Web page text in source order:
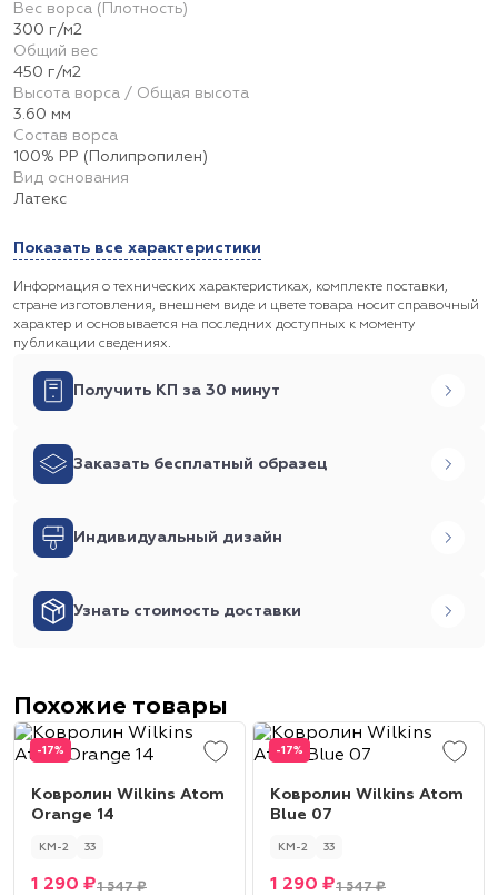
Вес ворса (Плотность)
300 г/м2
Общий вес
450 г/м2
Высота ворса / Общая высота
3.60 мм
Состав ворса
100% PP (Полипропилен)
Вид основания
Латекс
Показать все характеристики
Информация о технических характеристиках, комплекте поставки,
стране изготовления, внешнем виде и цвете товара носит справочный
характер и основывается на последних доступных к моменту
публикации сведениях.
Получить КП за 30 минут
Заказать бесплатный образец
Индивидуальный дизайн
Узнать стоимость доставки
Похожие товары
-17%
Ковролин Wilkins Atom
Orange 14
КМ-2 33
1 547 ₽
1 290 ₽
-17%
Ковролин Wilkins Atom
Blue 07
КМ-2 33
1 547 ₽
1 290 ₽